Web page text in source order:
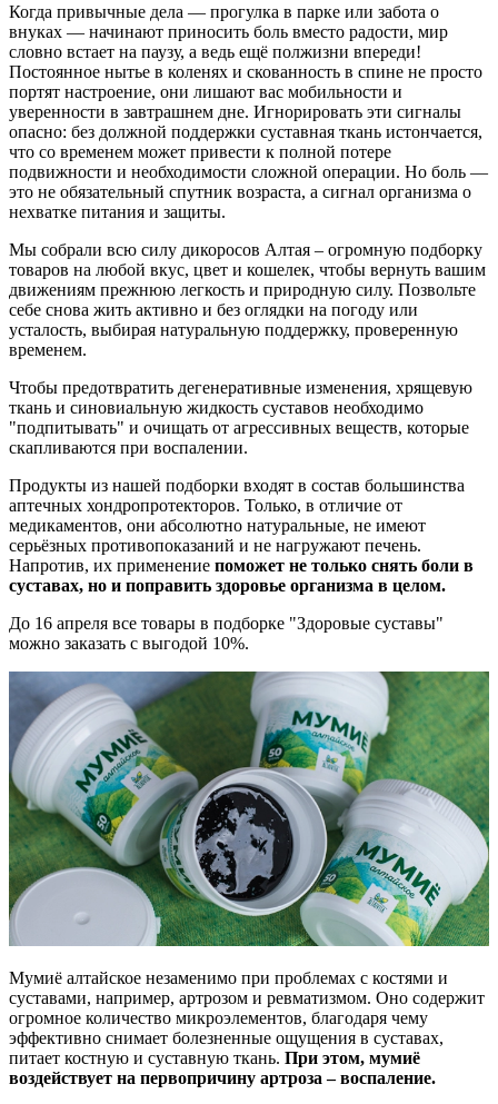
Когда привычные дела — прогулка в парке или забота о
внуках — начинают приносить боль вместо радости, мир
словно встает на паузу, а ведь ещё полжизни впереди!
Постоянное нытье в коленях и скованность в спине не просто
портят настроение, они лишают вас мобильности и
уверенности в завтрашнем дне. Игнорировать эти сигналы
опасно: без должной поддержки суставная ткань истончается,
что со временем может привести к полной потере
подвижности и необходимости сложной операции. Но боль —
это не обязательный спутник возраста, а сигнал организма о
нехватке питания и защиты.
Мы собрали всю силу дикоросов Алтая – огромную подборку
товаров на любой вкус, цвет и кошелек, чтобы вернуть вашим
движениям прежнюю легкость и природную силу. Позвольте
себе снова жить активно и без оглядки на погоду или
усталость, выбирая натуральную поддержку, проверенную
временем.
Чтобы предотвратить дегенеративные изменения, хрящевую
ткань и синовиальную жидкость суставов необходимо
"подпитывать" и очищать от агрессивных веществ, которые
скапливаются при воспалении.
Продукты из нашей подборки входят в состав большинства
аптечных хондропротекторов. Только, в отличие от
медикаментов, они абсолютно натуральные, не имеют
серьёзных противопоказаний и не нагружают печень.
Напротив, их применение поможет не только снять боли в
суставах, но и поправить здоровье организма в целом.
До 16 апреля все товары в подборке "Здоровые суставы"
можно заказать с выгодой 10%.
Мумиё алтайское незаменимо при проблемах с костями и
суставами, например, артрозом и ревматизмом. Оно содержит
огромное количество микроэлементов, благодаря чему
эффективно снимает болезненные ощущения в суставах,
питает костную и суставную ткань. При этом, мумиё
воздействует на первопричину артроза – воспаление.